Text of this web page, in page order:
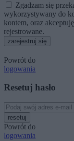
Zgadzam się
wykorzystywany do
kontem, oraz
rejestrowane.
zarejestruj się
Powrót do
logowania
Resetuj hasło
resetuj
Powrót do
logowania